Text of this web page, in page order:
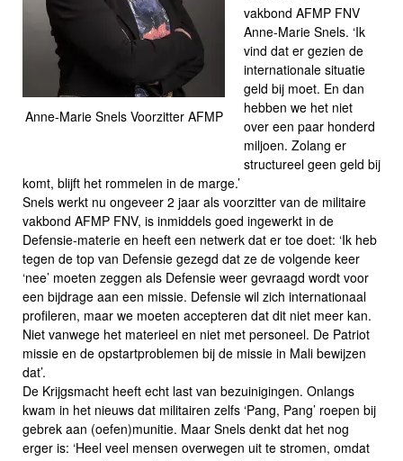
Anne-Marie Snels Voorzitter AFMP
vakbond AFMP FNV
Anne-Marie Snels. ‘Ik
vind dat er gezien de
internationale situatie
geld bij moet. En dan
hebben we het niet
over een paar honderd
miljoen. Zolang er
structureel geen geld bij
komt, blijft het rommelen in de marge.’
Snels werkt nu ongeveer 2 jaar als voorzitter van de militaire
vakbond AFMP FNV, is inmiddels goed ingewerkt in de
Defensie-materie en heeft een netwerk dat er toe doet: ‘Ik heb
tegen de top van Defensie gezegd dat ze de volgende keer
‘nee’ moeten zeggen als Defensie weer gevraagd wordt voor
een bijdrage aan een missie. Defensie wil zich internationaal
profileren, maar we moeten accepteren dat dit niet meer kan.
Niet vanwege het materieel en niet met personeel. De Patriot
missie en de opstartproblemen bij de missie in Mali bewijzen
dat’.
De Krijgsmacht heeft echt last van bezuinigingen. Onlangs
kwam in het nieuws dat militairen zelfs ‘Pang, Pang’ roepen bij
gebrek aan (oefen)munitie. Maar Snels denkt dat het nog
erger is: ‘Heel veel mensen overwegen uit te stromen, omdat